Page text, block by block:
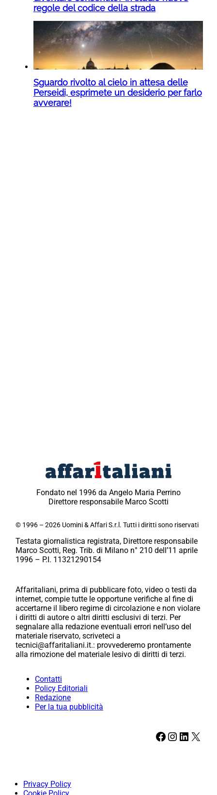
regole del codice della strada
Sguardo rivolto al cielo in attesa delle
Perseidi, esprimete un desiderio per farlo
avverare!
Fondato nel 1996 da Angelo Maria Perrino
Direttore responsabile Marco Scotti
© 1996 – 2026 Uomini & Affari S.r.l. Tutti i diritti sono riservati
Testata giornalistica registrata, Direttore responsabile
Marco Scotti, Reg. Trib. di Milano n° 210 dell’11 aprile
1996 – P.I. 11321290154
Affaritaliani, prima di pubblicare foto, video o testi da
internet, compie tutte le opportune verifiche al fine di
accertarne il libero regime di circolazione e non violare
i diritti di autore o altri diritti esclusivi di terzi. Per
segnalare alla redazione eventuali errori nell’uso del
materiale riservato, scriveteci a
tecnici@affaritaliani.it.: provvederemo prontamente
alla rimozione del materiale lesivo di diritti di terzi.
Contatti
Policy Editoriali
Redazione
Per la tua pubblicità
Facebook Instagram LinkedIn X
Privacy Policy